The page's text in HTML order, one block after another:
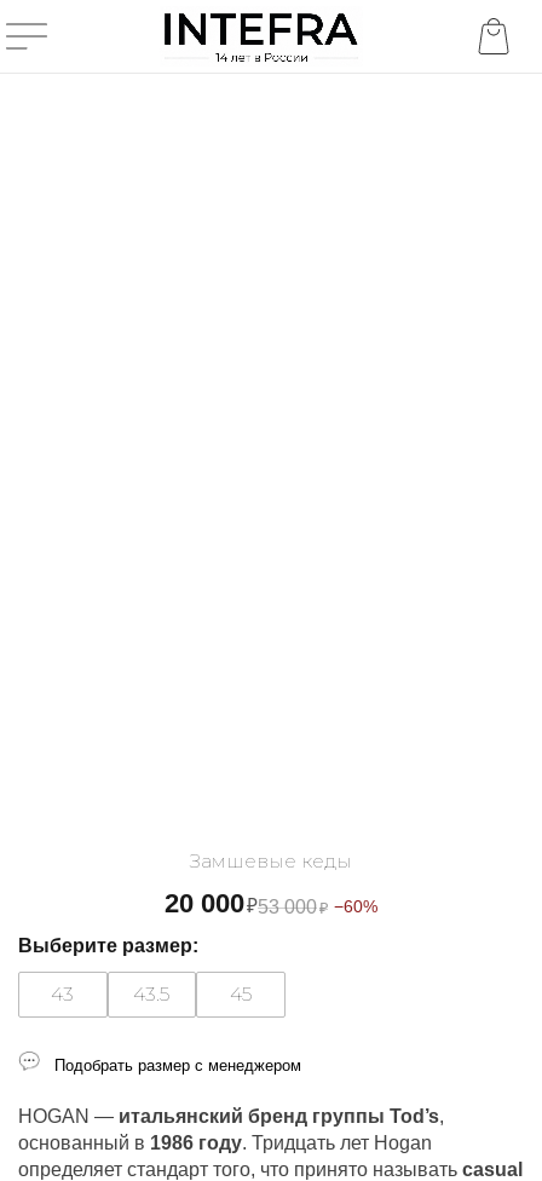
Замшевые кеды
20 000₽53 000₽ −60%
HOGAN — итальянский бренд группы Tod’s,
основанный в 1986 году. Тридцать лет Hogan
определяет стандарт того, что принято называть casual
Выберите размер:
43 43.5 45
Подобрать размер с менеджером